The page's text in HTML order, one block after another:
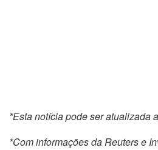
*Esta notícia pode ser atualizada
*Com informações da Reuters e